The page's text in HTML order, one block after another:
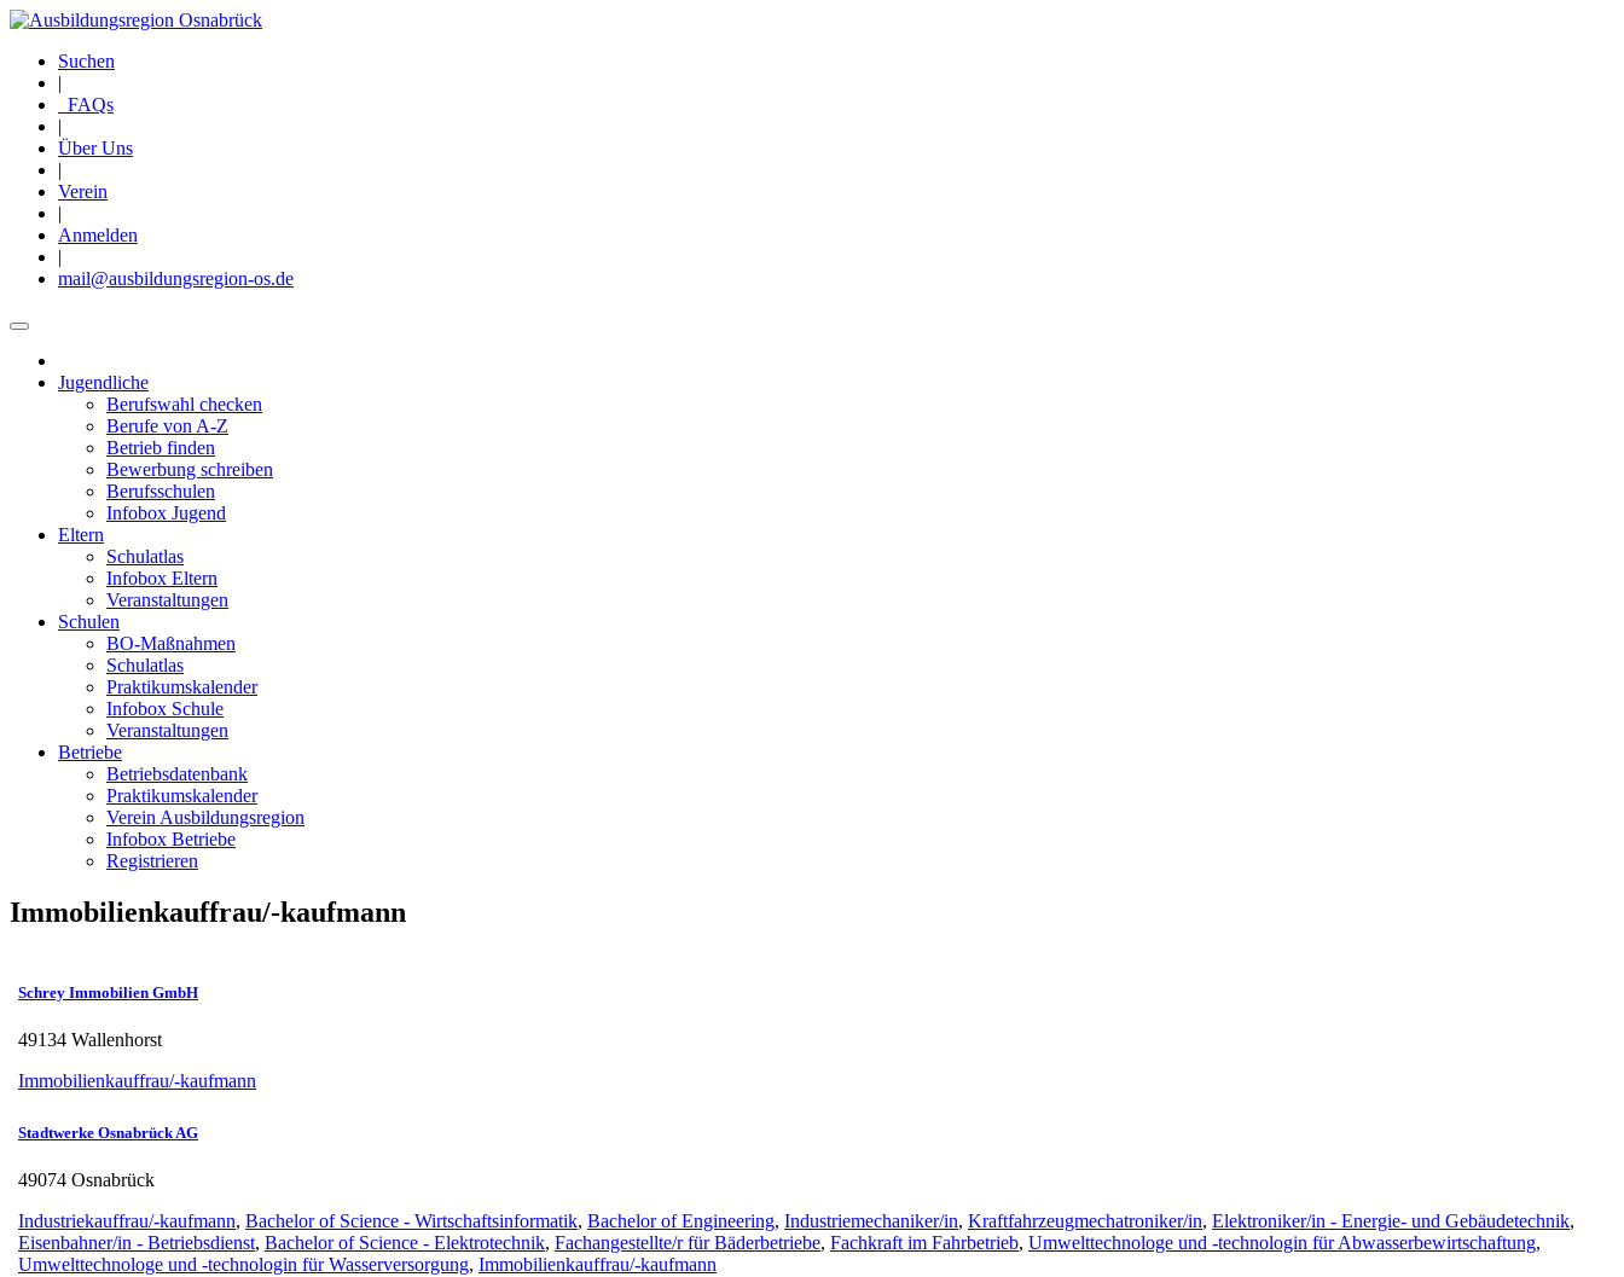
Direkt
Inhalt
Suchen
|
FAQs
|
Über Uns
|
Verein
|
Anmelden
|
mail@ausbildungsregion-os.de
Main
navigation
Jugendliche
Berufswahl checken
Berufe von A-Z
Betrieb finden
Bewerbung schreiben
Berufsschulen
Infobox Jugend
Eltern
Schulatlas
Infobox Eltern
Veranstaltungen
Schulen
BO-Maßnahmen
Schulatlas
Praktikumskalender
Infobox Schule
Veranstaltungen
Betriebe
Betriebsdatenbank
Praktikumskalender
Verein Ausbildungsregion
Infobox Betriebe
Registrieren
Immobilienkauffrau/-kaufmann
Schrey Immobilien GmbH
49134 Wallenhorst
Immobilienkauffrau/-kaufmann
Stadtwerke Osnabrück AG
49074 Osnabrück
Industriekauffrau/-kaufmann, Bachelor of Science - Wirtschaftsinformatik, Bachelor of Engineering, Industriemechaniker/in, Kraftfahrzeugmechatroniker/in, Elektroniker/in - Energie- und Gebäudetechnik,
Eisenbahner/in - Betriebsdienst, Bachelor of Science - Elektrotechnik, Fachangestellte/r für Bäderbetriebe, Fachkraft im Fahrbetrieb, Umwelttechnologe und -technologin für Abwasserbewirtschaftung,
Umwelttechnologe und -technologin für Wasserversorgung, Immobilienkauffrau/-kaufmann